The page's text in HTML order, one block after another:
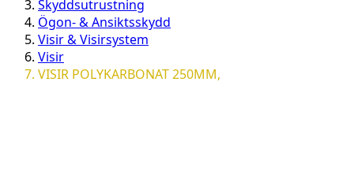
Skyddsutrustning
Ögon- & Ansiktsskydd
Visir & Visirsystem
Visir
VISIR POLYKARBONAT 250MM,